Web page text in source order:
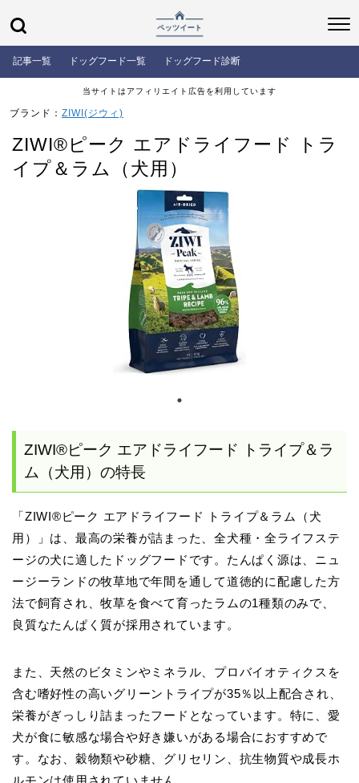
記事一覧 ドッグフード一覧 ドッグフード診断
当サイトはアフィリエイト広告を利用しています
ブランド： ZIWI(ジウィ)
ZIWI®ピーク エアドライフード トラ
イプ＆ラム（犬用）
ZIWI®ピーク エアドライフード トライプ＆ラ
ム（犬用）の特長
「ZIWI®ピーク エアドライフード トライプ＆ラム（犬
用）」は、最高の栄養が詰まった、全犬種・全ライフステ
ージの犬に適したドッグフードです。たんぱく源は、ニュ
ージーランドの牧草地で年間を通して道徳的に配慮した方
法で飼育され、牧草を食べて育ったラムの1種類のみで、
良質なたんぱく質が採用されています。
また、天然のビタミンやミネラル、プロバイオティクスを
含む嗜好性の高いグリーントライプが35％以上配合され、
栄養がぎっしり詰まったフードとなっています。特に、愛
犬が食に敏感な場合や好き嫌いがある場合におすすめで
す。なお、穀物類や砂糖、グリセリン、抗生物質や成長ホ
ルモンは使用されていません。